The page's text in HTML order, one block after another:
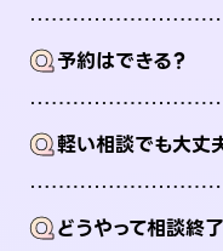
Q予約はできる？
Q軽い相談でも大丈
Qどうやって相談終